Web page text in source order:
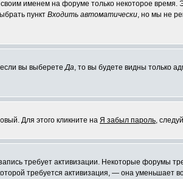
именем на форуме только некоторое время.
пункт Входить автоматически, но мы не
если вы выберетеДа, то вы будете видны только
Для этого кликните на Я забыл пароль,
требует активизации. Некоторые форумы
требуется активизация, — она